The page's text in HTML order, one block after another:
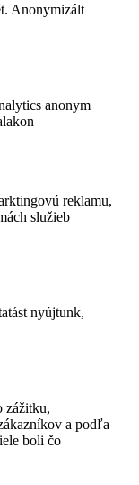
Anonymizált
anonym
reklamu,
služieb
nyújtunk,
zážitku,
a podľa
boli čo